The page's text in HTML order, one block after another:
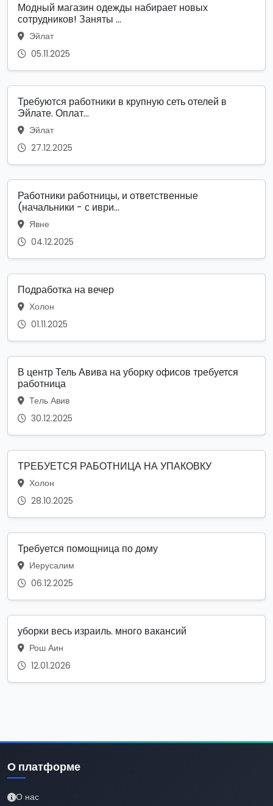
Модный магазин одежды набирает новых
сотрудников! Заняты ...
Эйлат
05.11.2025
Требуются работники в крупную сеть отелей в
Эйлате. Оплат...
Эйлат
27.12.2025
Работники работницы, и ответственные
(начальники - с иври...
Явне
04.12.2025
Подработка на вечер
Холон
01.11.2025
В центр Тель Авива на уборку офисов требуется
работница
Тель Авив
30.12.2025
ТРЕБУЕТСЯ РАБОТНИЦА НА УПАКОВКУ
Холон
28.10.2025
Требуется помощница по дому
Иерусалим
06.12.2025
уборки весь израиль. много вакансий
Рош Аин
12.01.2026
О платформе
О нас